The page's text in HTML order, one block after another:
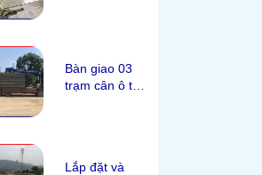
Bàn giao 03
trạm cân ô tô
Lắp đặt và